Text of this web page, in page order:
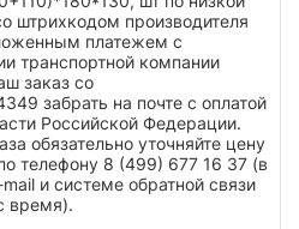
штрихкодом производителя
платежем с
транспортной компании
заказ со
забрать на почте с оплатой
Российской Федерации.
обязательно уточняйте цену
телефону 8 (499) 677 16 37 (в
и системе обратной связи
время).